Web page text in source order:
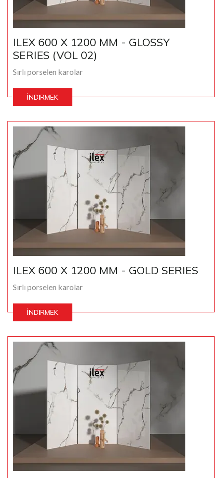
ILEX 600 X 1200 MM - GLOSSY
SERIES (VOL 02)
Sırlı porselen karolar
İNDIRMEK
ILEX 600 X 1200 MM - GOLD SERIES
Sırlı porselen karolar
İNDIRMEK